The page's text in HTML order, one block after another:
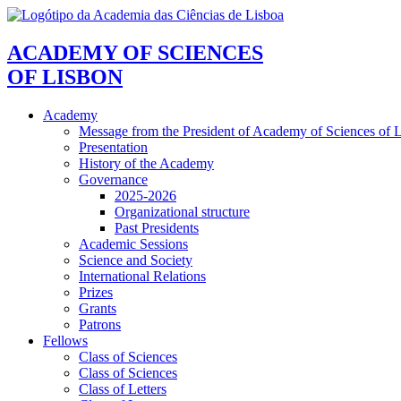
ACADEMY OF SCIENCES
OF LISBON
Academy
Message from the President of Academy of Sciences of
Presentation
History of the Academy
Governance
2025-2026
Organizational structure
Past Presidents
Academic Sessions
Science and Society
International Relations
Prizes
Grants
Patrons
Fellows
Class of Sciences
Class of Sciences
Class of Letters